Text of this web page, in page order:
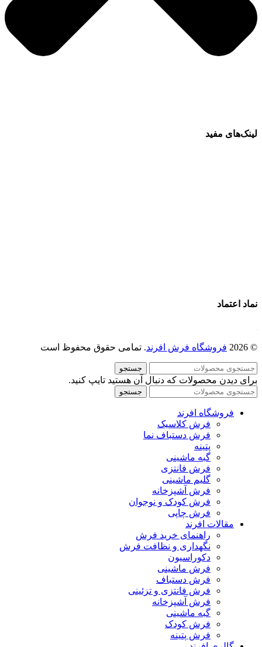
لینک‌های مفید
نماد اعتماد
© 2026 فروشگاه فرش افرند. تمامی حقوق محفوظ است
جستجو
برای دیدن محصولات که دنبال آن هستید تایپ کنید.
جستجو
فروشگاه افرند
فرش کلاسیک
فرش دستباف نما
پتینه
گبه ماشینی
فرش فانتزی
گلیم ماشینی
فرش آشپزخانه
فرش کودک و نوجوان
فرش چاپی
مقالات افرند
راهنمای خرید فرش
نگهداری و نظافت فرش
دکوراسیون
فرش ماشینی
فرش دستباف
فرش فانتزی و تزئینی
فرش آشپزخانه
گبه ماشینی
فرش کودک
فرش پتینه